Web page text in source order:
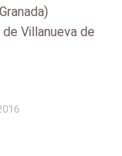
Villanueva de